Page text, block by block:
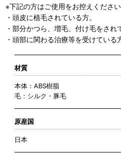
※下記の方はご使用をお控えください
・頭皮に植毛されている方。
・部分かつら、増毛、付け毛をされ
・頭部に関わる治療等を受けている
材質
本体：ABS樹脂
毛：シルク・豚毛
原産国
日本